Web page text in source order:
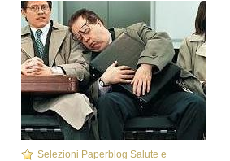
Selezioni Paperblog Salute e